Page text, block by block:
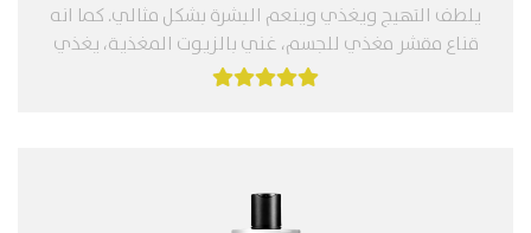
يلطف التهيج ويغذي وينعم البشرة بشكل مثالي. كما انه
قناع مقشر مغذي للجسم، غني بالزيوت المغذية، يغذي
البشرة بلطف ويعتني...